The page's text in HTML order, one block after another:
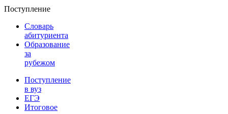
Поступление
Словарь
абитуриента
Образование
за
рубежом
Поступление
в вуз
ЕГЭ
Итоговое